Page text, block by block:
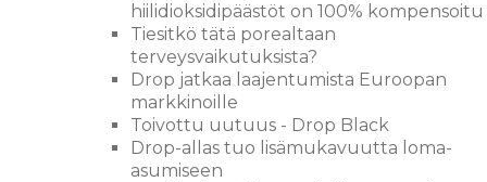
hiilidioksidipäästöt on 100% kompensoitu
Tiesitkö tätä porealtaan
terveysvaikutuksista?
Drop jatkaa laajentumista Euroopan
markkinoille
Toivottu uutuus - Drop Black
Drop-allas tuo lisämukavuutta loma-
asumiseen